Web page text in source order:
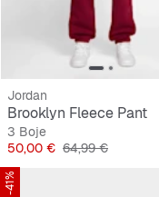
Jordan
Brooklyn Fleece Pant
3 Boje
Cijena
50,00 € Originalna cijena
64,99 €
-41%